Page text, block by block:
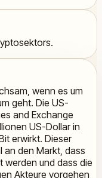
wenn es um
geht. Die US-
and Exchange
US-Dollar in
erwirkt. Dieser
an den Markt, dass
werden und dass die
Akteure vorgehen